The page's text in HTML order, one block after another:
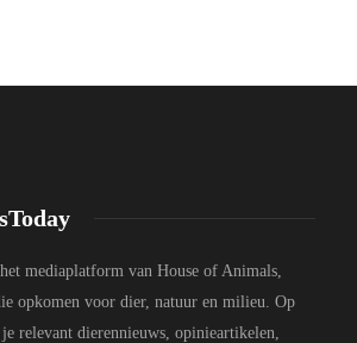
mediaplatform van House of Animals,
opkomen voor dier, natuur en milieu. Op
relevant dierennieuws, opinieartikelen,